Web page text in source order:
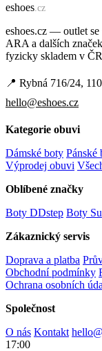
eshoes .cz
eshoes.cz — outlet
ARA a dalších
fyzicky skladem v
📍 Rybná 716/24,
hello@eshoes.cz
Kategorie obuvi
Dámské boty Pánské
Výprodej obuvi
Oblíbené značky
Boty DDstep Boty
Zákaznický servis
Doprava a platba
Obchodní podmínky
Ochrana osobních
Společnost
O nás Kontakt
17:00